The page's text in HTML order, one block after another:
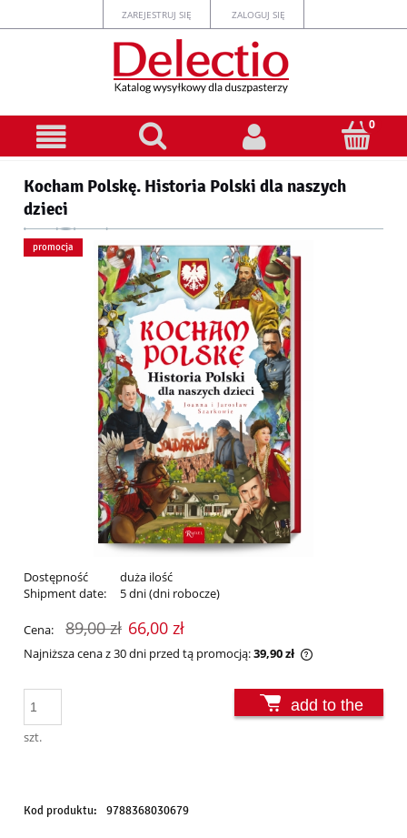
ZAREJESTRUJ SIĘ ZALOGUJ SIĘ
Kocham Polskę. Historia Polski dla naszych
dzieci
promocja
Dostępność
duża ilość
Shipment date:
5 dni (dni robocze)
Cena: 89,00 zł 66,00 zł
Najniższa cena z 30 dni przed tą promocją:39,90 zł
30 dni,
momentu,
sprzedaży.
szt.
add to the
Kod produktu: 9788368030679